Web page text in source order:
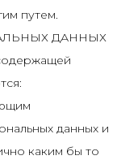
путем.
ДАННЫХ
данных и
каким бы то